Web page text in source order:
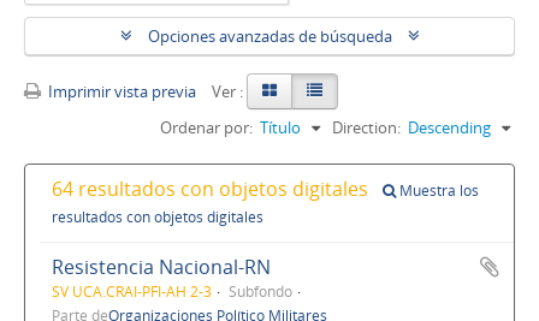
Opciones avanzadas de búsqueda
Imprimir vista previa
Ver :
Ordenar por: Título Direction: Descending
64 resultados con objetos digitales
Muestra los
resultados con objetos digitales
Resistencia Nacional-RN
SV UCA.CRAI-PFI-AH 2-3
Subfondo
Parte deOrganizaciones Político Militares